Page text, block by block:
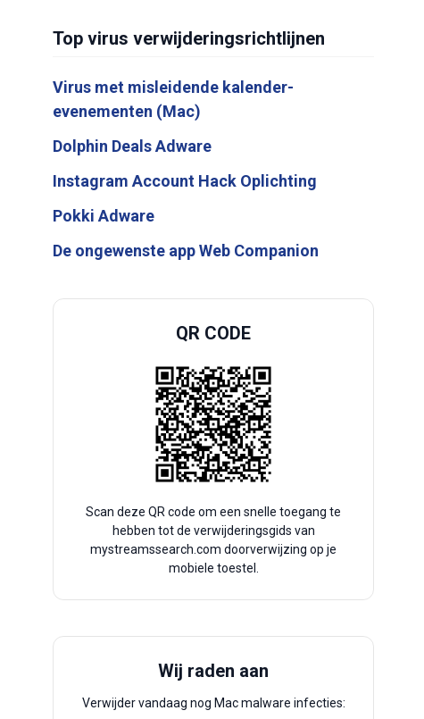
Top virus verwijderingsrichtlijnen
Virus met misleidende kalender-
evenementen (Mac)
Dolphin Deals Adware
Instagram Account Hack Oplichting
Pokki Adware
De ongewenste app Web Companion
QR CODE
Scan deze QR code om een snelle toegang te
hebben tot de verwijderingsgids van
mystreamssearch.com doorverwijzing op je
mobiele toestel.
Wij raden aan
Verwijder vandaag nog Mac malware infecties: